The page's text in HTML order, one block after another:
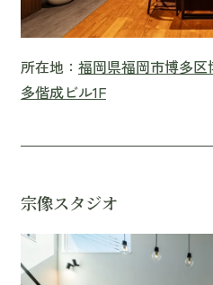
所在地： 福岡県福岡市博多区
多偕成ビル1F
宗像スタジオ